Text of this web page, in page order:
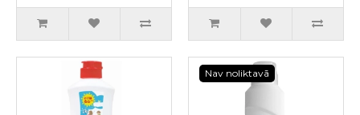
Nav noliktavā